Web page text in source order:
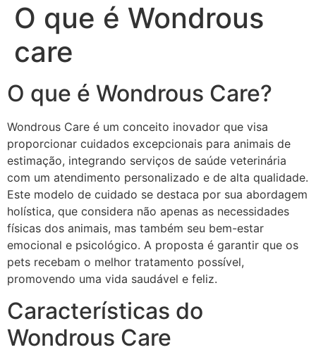
O que é Wondrous
care
O que é Wondrous Care?
Wondrous Care é um conceito inovador que visa
proporcionar cuidados excepcionais para animais de
estimação, integrando serviços de saúde veterinária
com um atendimento personalizado e de alta qualidade.
Este modelo de cuidado se destaca por sua abordagem
holística, que considera não apenas as necessidades
físicas dos animais, mas também seu bem-estar
emocional e psicológico. A proposta é garantir que os
pets recebam o melhor tratamento possível,
promovendo uma vida saudável e feliz.
Características do
Wondrous Care